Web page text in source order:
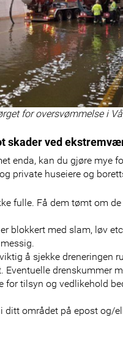
for oversvømmelse i
skader ved
enda, kan du gjøre mye
private huseiere og
fulle. Få dem tømt om
blokkert med slam, løv
å sjekke dreneringen
Eventuelle drenskummer
for tilsyn og vedlikehold
ditt området på epost og/